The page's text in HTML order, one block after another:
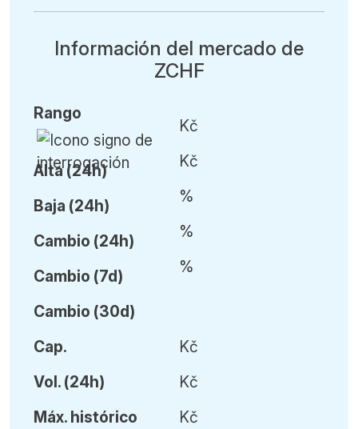
Información del mercado de
ZCHF
Rango
Alta (24h)
Baja (24h)
Cambio (24h)
Cambio (7d)
Cambio (30d)
Kč
Kč
%
%
%
Cap.
Vol. (24h)
Máx. histórico
Kč
Kč
Kč